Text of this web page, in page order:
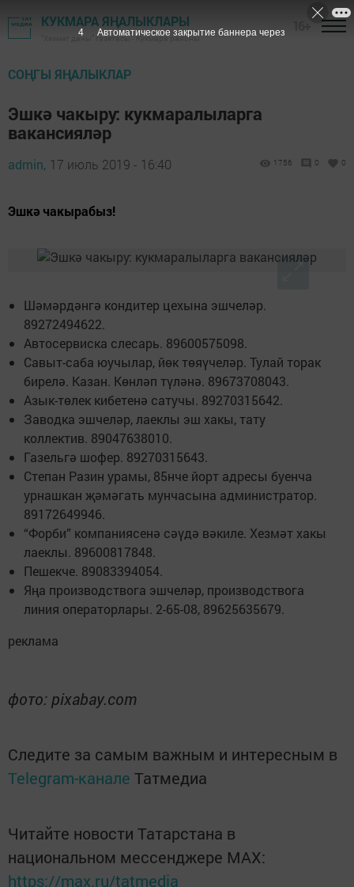
КУКМАРА ЯҢАЛЫКЛАРЫ
"Хезмәт даны" газетасы - Кукмара районы
СОҢГЫ ЯҢАЛЫКЛАР
Эшкә чакыру: кукмаралыларга
вакансияләр
admin, 17 июль 2019 - 16:40 1756 0 0
Эшкә чакырабыз!
Шәмәрдәнгә кондитер цехына эшчеләр.
89272494622.
Автосервиска слесарь. 89600575098.
Савыт-саба юучылар, йөк төяүчеләр. Тулай торак
бирелә. Казан. Көнләп түләнә. 89673708043.
Азык-төлек кибетенә сатучы. 89270315642.
Заводка эшчеләр, лаеклы эш хакы, тату
коллектив. 89047638010.
Газельгә шофер. 89270315643.
Степан Разин урамы, 85нче йорт адресы буенча
урнашкан җәмәгать мунчасына администратор.
89172649946.
“Форби” компаниясенә сәүдә вәкиле. Хезмәт хакы
лаеклы. 89600817848.
Пешекче. 89083394054.
Яңа производствога эшчеләр, производствога
линия операторлары. 2-65-08, 89625635679.
реклама
фото: pixabay.com
Следите за самым важным и интересным в
Telegram-канале Татмедиа
Читайте новости Татарстана в
национальном мессенджере MАХ:
https://max.ru/tatmedia
3 Автоматическое закрытие баннера через